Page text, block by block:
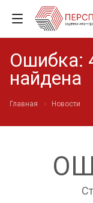
Ошибка:
найдена
Главная Новости